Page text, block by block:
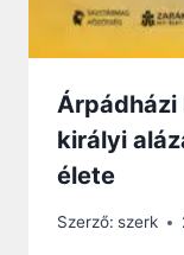
Árpádházi
királyi
élete
Szerző: szerk